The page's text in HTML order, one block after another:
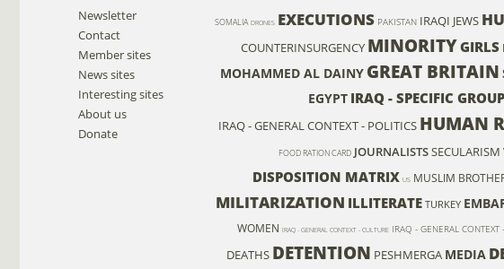
Newsletter
Contact
Member sites
News sites
Interesting sites
About us
Donate
SOMALIA DRONES EXECUTIONS PAKISTAN IRAQI JEWS
COUNTERINSURGENCY MINORITYGIRLS
MOHAMMED AL DAINY GREAT BRITAIN
EGYPT IRAQ - SPECIFIC
IRAQ - GENERAL CONTEXT - POLITICS HUMAN
FOOD RATION CARD JOURNALISTSSECULARISM
DISPOSITION MATRIX US MUSLIM
MILITARIZATION ILLITERATE TURKEY
WOMEN IRAQ - GENERAL CONTEXT - CULTURE IRAQ - GENERAL CONTEXT
DEATHS DETENTION PESHMERGA MEDIA